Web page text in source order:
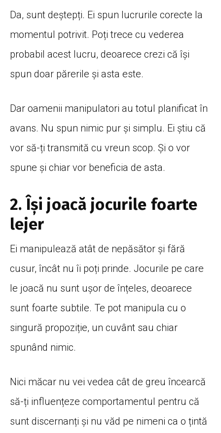
Da, sunt deștepți. Ei spun lucrurile corecte la
momentul potrivit. Poți trece cu vederea
probabil acest lucru, deoarece crezi că își
spun doar părerile și asta este.
Dar oamenii manipulatori au totul planificat în
avans. Nu spun nimic pur și simplu. Ei știu că
vor să-ți transmită cu vreun scop. Și o vor
spune și chiar vor beneficia de asta.
2. Își joacă jocurile foarte
lejer
Ei manipulează atât de nepăsător și fără
cusur, încât nu îi poți prinde. Jocurile pe care
le joacă nu sunt ușor de înțeles, deoarece
sunt foarte subtile. Te pot manipula cu o
singură propoziție, un cuvânt sau chiar
spunând nimic.
Nici măcar nu vei vedea cât de greu încearcă
să-ți influențeze comportamentul pentru că
sunt discernanți și nu văd pe nimeni ca o țintă